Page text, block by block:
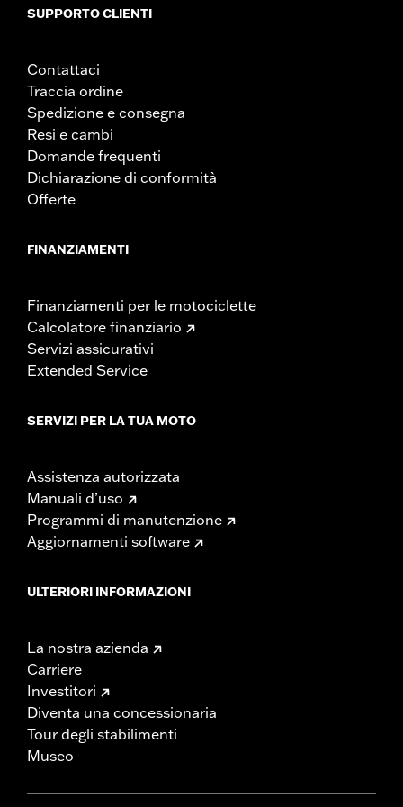
SUPPORTO CLIENTI
Contattaci
Traccia ordine
Spedizione e consegna
Resi e cambi
Domande frequenti
Dichiarazione di conformità
Offerte
FINANZIAMENTI
Finanziamenti per le motociclette
Calcolatore finanziario
Servizi assicurativi
Extended Service
SERVIZI PER LA TUA MOTO
Assistenza autorizzata
Manuali d’uso
Programmi di manutenzione
Aggiornamenti software
ULTERIORI INFORMAZIONI
La nostra azienda
Carriere
Investitori
Diventa una concessionaria
Tour degli stabilimenti
Museo